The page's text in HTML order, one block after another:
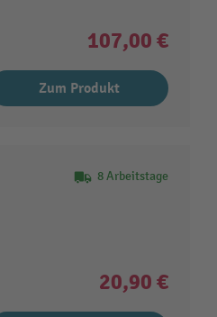
107,00 €
Zum Produkt
8 Arbeitstage
20,90 €